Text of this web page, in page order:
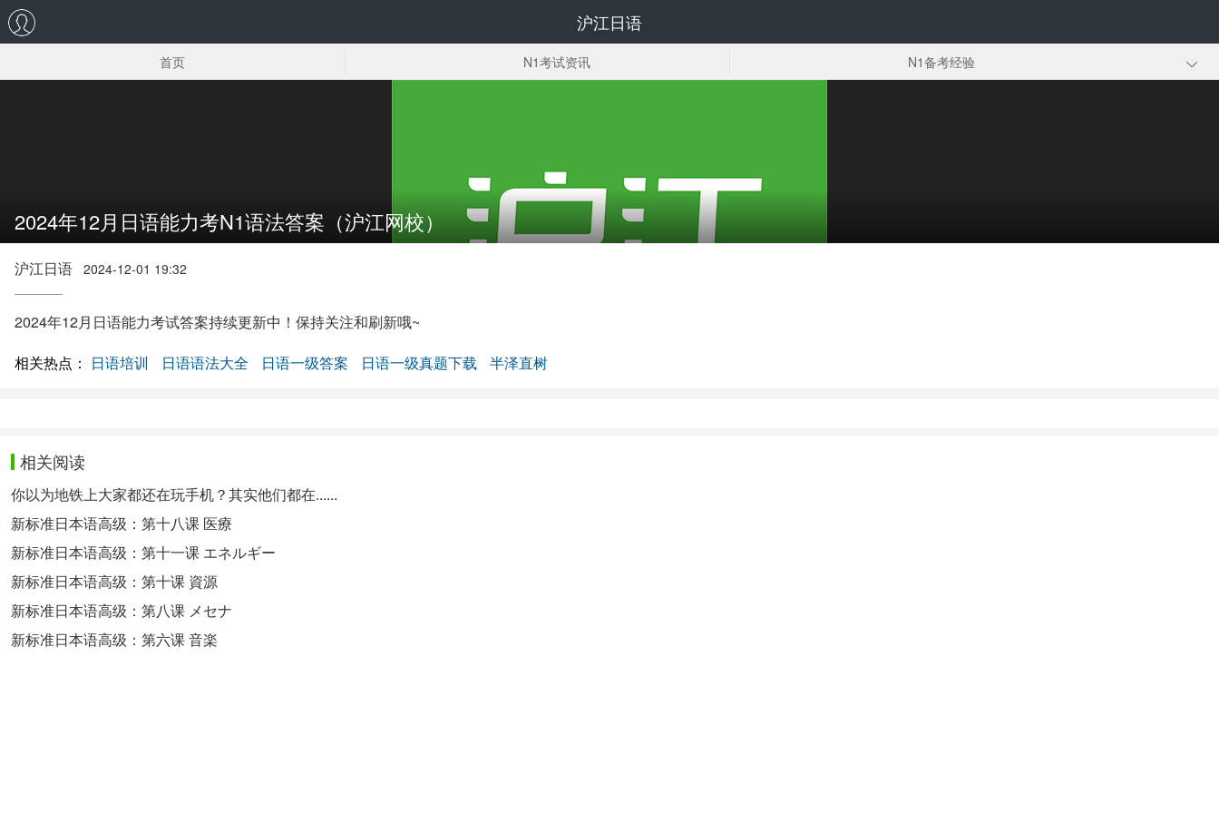
沪江日语
首页 N1考试资讯 N1备考经验
资料下载
2024年12月日语能力考N1语法答案（沪江网校）
沪江日语 2024-12-01 19:32
2024年12月日语能力考试答案持续更新中！保持关注和刷新哦~
相关热点： 日语培训 日语语法大全 日语一级答案 日语一级真题下载 半泽直树
相关阅读
你以为地铁上大家都还在玩手机？其实他们都在......
新标准日本语高级：第十八课 医療
新标准日本语高级：第十一课 エネルギー
新标准日本语高级：第十课 資源
新标准日本语高级：第八课 メセナ
新标准日本语高级：第六课 音楽